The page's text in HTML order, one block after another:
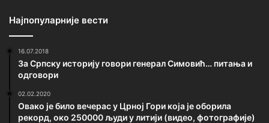
Најпопуларније вести
16.07.2018
За Српску историју говори генерал Симовић… питања и
одговори
02.02.2020
Овако је било вечерас у Црној Гори која је оборила
рекорд, око 250000 људи у литији (видео, фотографије)